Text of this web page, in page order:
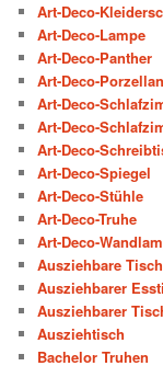
Art-Deco-
Art-Deco-Lampe
Art-Deco-Panther
Art-Deco-
Art-Deco-
Art-Deco-
Art-Deco-
Art-Deco-Spiegel
Art-Deco-Stühle
Art-Deco-Truhe
Art-Deco-
Ausziehbare
Ausziehbarer
Ausziehbarer
Ausziehtisch
Bachelor Truhen